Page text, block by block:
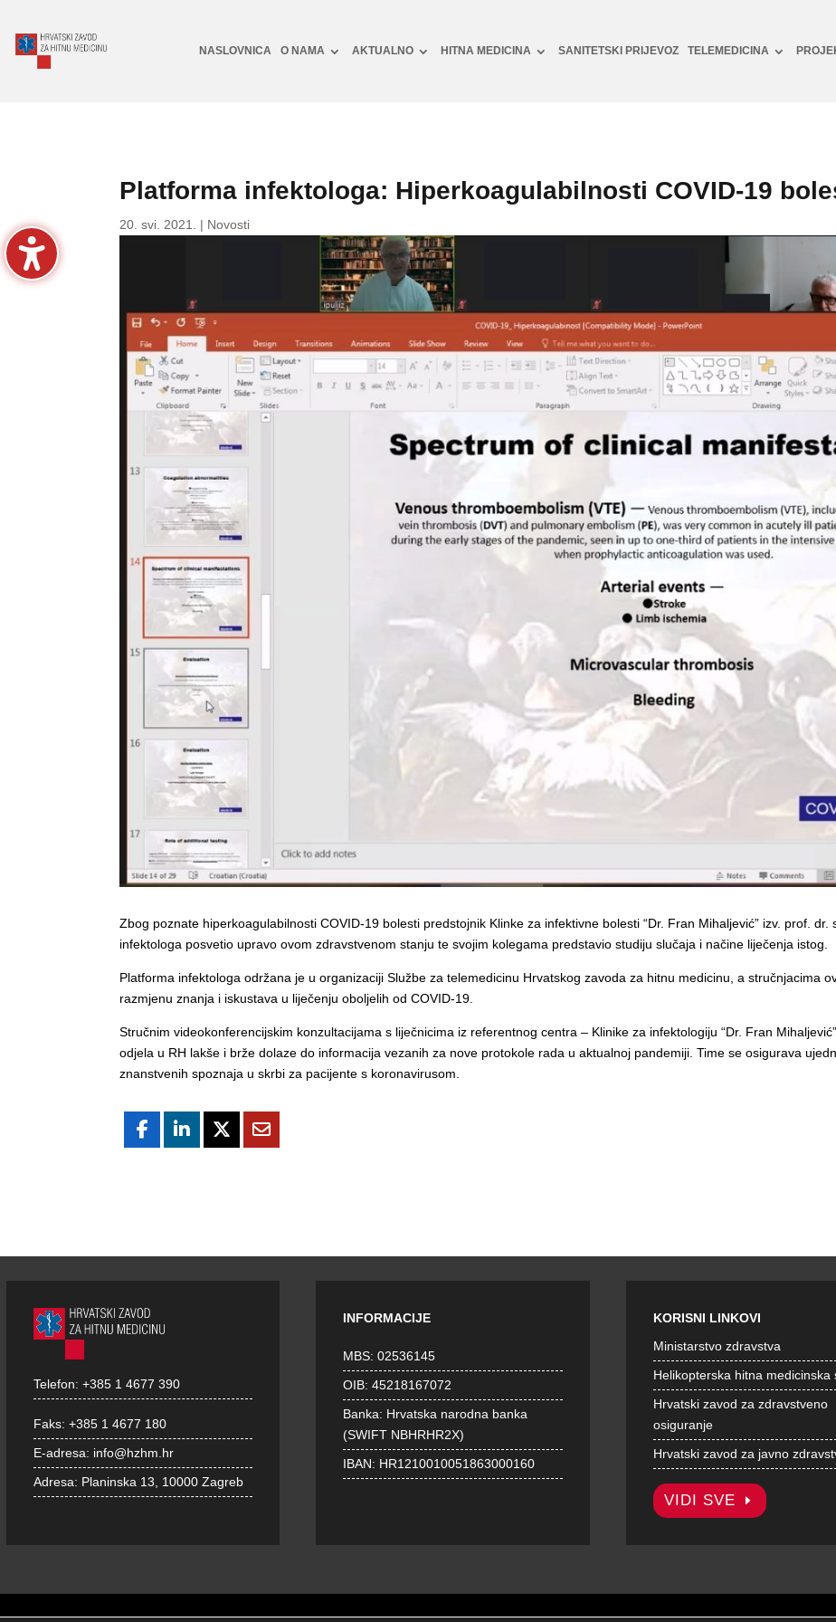
NASLOVNICA O NAMA AKTUALNO HITNA MEDICINA SANITETSKI PRIJEVOZ TELEMEDICINA
Platforma infektologa: Hiperkoagulabilnosti COVID-19
20. svi. 2021. | Novosti
Zbog poznate hiperkoagulabilnosti COVID-19 bolesti predstojnik Klinke za infektivne bolesti “Dr. Fran Mihaljević” izv. prof.
infektologa posvetio upravo ovom zdravstvenom stanju te svojim kolegama predstavio studiju slučaja i načine liječenja istog.
Platforma infektologa održana je u organizaciji Službe za telemedicinu Hrvatskog zavoda za hitnu medicinu, a stručnjacima
razmjenu znanja i iskustava u liječenju oboljelih od COVID-19.
Stručnim videokonferencijskim konzultacijama s liječnicima iz referentnog centra – Klinike za infektologiju “Dr. Fran
odjela u RH lakše i brže dolaze do informacija vezanih za nove protokole rada u aktualnoj pandemiji. Time se osigurava
znanstvenih spoznaja u skrbi za pacijente s koronavirusom.
Telefon: +385 1 4677 390
Faks: +385 1 4677 180
E-adresa: info@hzhm.hr
Adresa: Planinska 13, 10000 Zagreb
INFORMACIJE
MBS: 02536145
OIB: 45218167072
Banka: Hrvatska narodna banka
(SWIFT NBHRHR2X)
IBAN: HR1210010051863000160
KORISNI LINKOVI
Ministarstvo zdravstva
Helikopterska hitna medicinska
Hrvatski zavod za zdravstveno
osiguranje
Hrvatski zavod za javno
VIDI SVE